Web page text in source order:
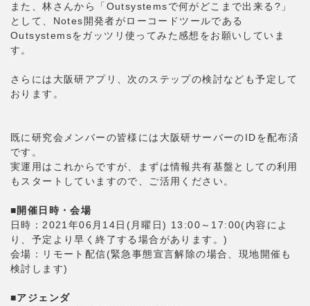
また、林さんから「Outsystemsで何がどこまで出来る?」
として、Notes開発者がローコードツールである
Outsystemsをガッツリ使ってみた感想をお願いしていま
す。
さらには大阪研アプリ、次のステップの検討なども予定して
おります。
既に研究会メンバーの皆様には大阪研サーバーのIDを配布済
です。
実運用はこれからですが、まずは情報共有基盤としての利用
もスタートしていますので、ご活用ください。
■開催日時・会場
日時：2021年06月14日(月曜日) 13:00～17:00(内容によ
り、予定より早く終了する場合があります。)
会場：リモート配信(緊急事態宣言解除の場合、現地開催も
検討します)
■アジェンダ